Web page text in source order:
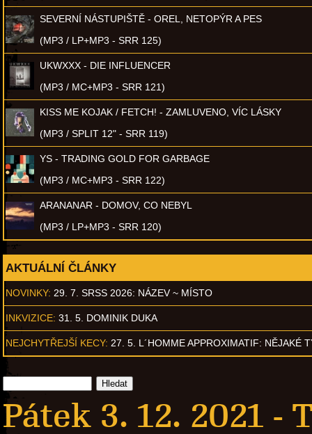
SEVERNÍ NÁSTUPIŠTĚ - OREL, NETOPÝR A PES
(MP3 / LP+MP3 - SRR 125)
UKWXXX - DIE INFLUENCER
(MP3 / MC+MP3 - SRR 121)
KISS ME KOJAK / FETCH! - ZAMLUVENO, VÍC LÁSKY
(MP3 / SPLIT 12" - SRR 119)
YS - TRADING GOLD FOR GARBAGE
(MP3 / MC+MP3 - SRR 122)
ARANANAR - DOMOV, CO NEBYL
(MP3 / LP+MP3 - SRR 120)
AKTUÁLNÍ ČLÁNKY
NOVINKY: 29. 7. SRSS 2026: NÁZEV ~ MÍSTO
INKVIZICE: 31. 5. DOMINIK DUKA
NEJCHYTŘEJŠÍ KECY: 27. 5. L´HOMME APPROXIMATIF: NĚJAKÉ
Pátek 3. 12. 2021 -